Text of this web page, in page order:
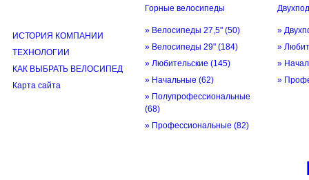
ИСТОРИЯ КОМПАНИИ
ТЕХНОЛОГИИ
КАК ВЫБРАТЬ ВЕЛОСИПЕД
Карта сайта
Горные велосипеды
» Велосипеды 27,5" (50)
» Велосипеды 29" (184)
» Любительские (145)
» Начальные (62)
» Полупрофессиональные
(68)
» Профессиональные (82)
»
»
»
»